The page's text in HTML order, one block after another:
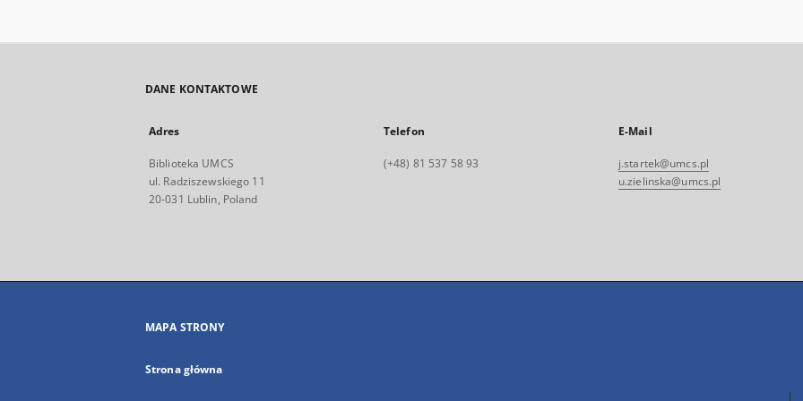
DANE KONTAKTOWE
Adres
Biblioteka UMCS
ul. Radziszewskiego 11
20-031 Lublin, Poland
Telefon
(+48) 81 537 58 93
E-Mail
j.startek@umcs.pl
u.zielinska@umcs.pl
MAPA STRONY
Strona główna